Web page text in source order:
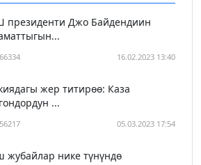
президенти Джо Байдендиин
16.02.2023 13:40
жер титирөө: Каза
...
05.03.2023 17:54
жубайлар нике түнүндө